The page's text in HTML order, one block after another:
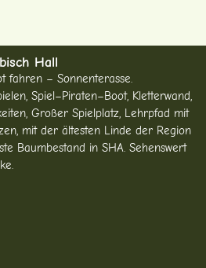
Hall
fahren – Sonnenterasse.
Spiel–Piraten–Boot, Kletterwand,
Großer Spielplatz, Lehrpfad mit
mit der ältesten Linde der Region
Baumbestand in SHA. Sehenswert